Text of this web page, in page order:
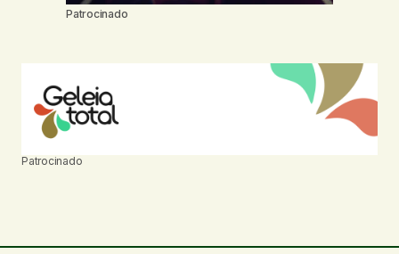
Patrocinado
Patrocinado